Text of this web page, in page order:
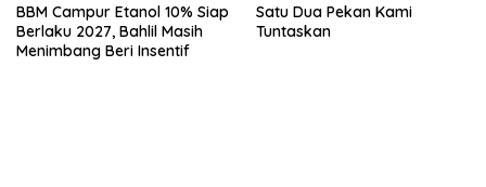
BBM Campur Etanol 10% Siap
Berlaku 2027, Bahlil Masih
Menimbang Beri Insentif
Satu Dua Pekan Kami
Tuntaskan